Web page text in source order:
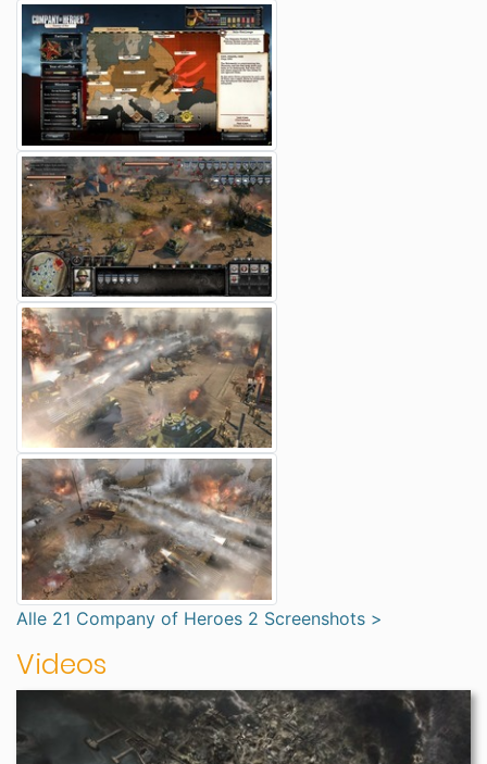
Alle 21 Company of Heroes 2 Screenshots >
Videos